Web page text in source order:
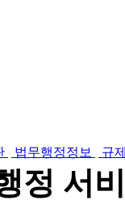
법무행정정보 규
정 서